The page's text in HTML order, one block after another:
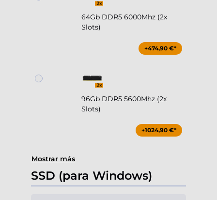
64Gb DDR5 6000Mhz (2x
Slots)
+474,90 €*
96Gb DDR5 5600Mhz (2x
Slots)
+1024,90 €*
Mostrar más
SSD (para Windows)